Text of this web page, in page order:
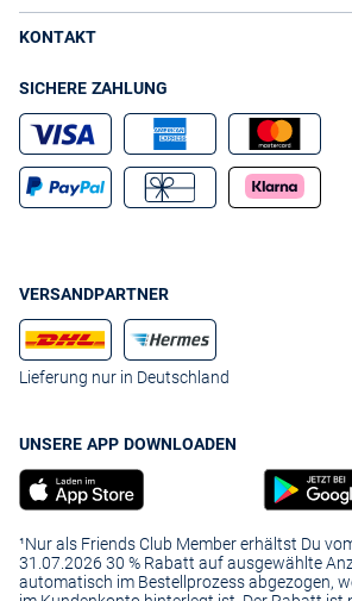
KONTAKT
SICHERE ZAHLUNG
VERSANDPARTNER
Lieferung nur in Deutschland
UNSERE APP DOWNLOADEN
¹Nur als Friends Club Member erhältst Du
31.07.2026 30 % Rabatt auf ausgewählte
automatisch im Bestellprozess abgezogen,